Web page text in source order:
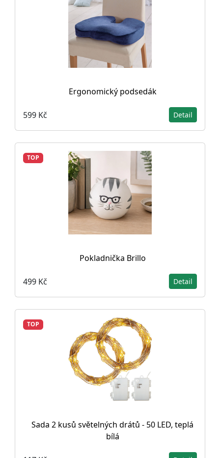
Ergonomický podsedák
599 Kč Detail
TOP
Pokladnička Brillo
499 Kč Detail
TOP
Sada 2 kusů světelných drátů - 50 LED, teplá
bílá